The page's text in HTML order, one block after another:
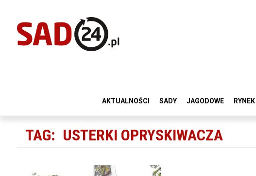
AKTUALNOŚCI SADY JAGODOWE RYNEK
TAG: USTERKI OPRYSKIWACZA